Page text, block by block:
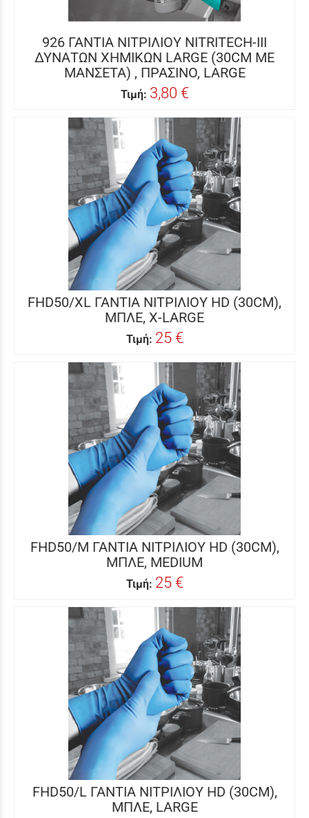
926 ΓΑΝΤΙΑ ΝΙΤΡΙΛΙΟΥ NITRITECH-III
ΔΥΝΑΤΩΝ ΧΗΜΙΚΩΝ LARGE (30CM ΜΕ
ΜΑΝΣΕΤΑ) , ΠΡΑΣΙΝΟ, LARGE
Τιμή: 3,80 €
FHD50/XL ΓΑΝΤΙΑ ΝΙΤΡΙΛΙΟΥ HD (30CM),
ΜΠΛΕ, X-LARGE
Τιμή: 25 €
FHD50/M ΓΑΝΤΙΑ ΝΙΤΡΙΛΙΟΥ HD (30CM),
ΜΠΛΕ, MEDIUM
Τιμή: 25 €
FHD50/L ΓΑΝΤΙΑ ΝΙΤΡΙΛΙΟΥ HD (30CM),
ΜΠΛΕ, LARGE